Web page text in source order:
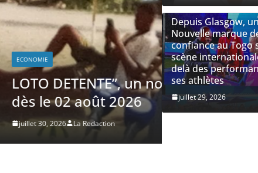
tirage de la LONATO
SOCIÉTÉ
Depuis
confiance
delà des
Depuis Glasgow,
Nouvelle marque
confiance au Togo
scène
delà des
ses athlètes
juillet 29, 2026